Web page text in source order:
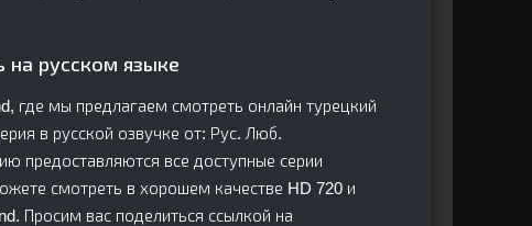
на русском языке
где мы предлагаем смотреть онлайн турецкий
в русской озвучке от: Рус. Люб.
предоставляются все доступные серии
смотреть в хорошем качестве HD 720 и
Просим вас поделиться ссылкой на